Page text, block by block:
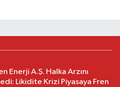
Enerji A.Ş. Halka Arzını
Likidite Krizi Piyasaya Fren